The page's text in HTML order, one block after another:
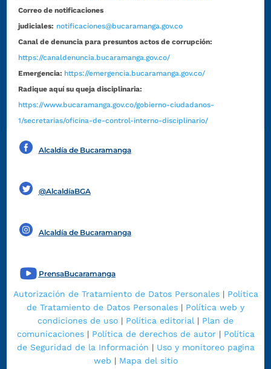
Correo de notificaciones
judiciales: notificaciones@bucaramanga.gov.co
Canal de denuncia para presuntos actos de corrupción:
https://canaldenuncia.bucaramanga.gov.co/
Emergencia: https://emergencia.bucaramanga.gov.co/
Radique aquí su queja disciplinaria:
https://www.bucaramanga.gov.co/gobierno-ciudadanos-
1/secretarias/oficina-de-control-interno-disciplinario/
Alcaldía de Bucaramanga
@AlcaldíaBGA
Alcaldía de Bucaramanga
PrensaBucaramanga
Autorización de Tratamiento de Datos Personales| Política
de Tratamiento de Datos Personales | Política web y
condiciones de uso | Política editorial | Plan de
comunicaciones| Política de derechos de autor| Política
de Seguridad de la Información | Uso y monitoreo pagina
web | Mapa del sitio